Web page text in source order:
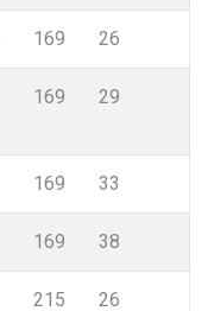
169 26
169 29
169 33
169 38
215 26